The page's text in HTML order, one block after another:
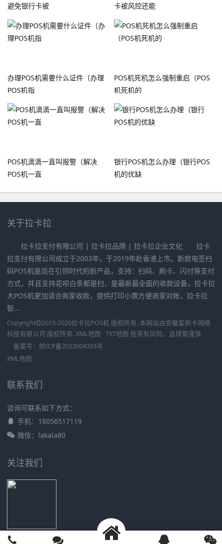
避免银行卡被
卡被风控还能
办理POS机需要什么证件（办理
POS机指
POS机死机怎么强制重启（POS
机死机的
POS机滴滴一直叫报警（解决
POS机一直
银行POS机怎么办理（银行POS
机的优缺
关于拉卡拉
拉卡拉支付有限公司 | 拉卡拉品牌 | 拉卡拉企业文化 拉卡
拉支付有限公司成立于2003年，于2019年赴香港上市。新款电签扫
码POS机是现在引领时代的新产品，支持：扫码、刷卡、闪付等支付
方式，并且支持花呗白条都是扫，是最新最全面的收款设备，拉卡拉
大POS机更加适合商家收款，提供打印小票方便商家对账，拉卡拉
智...
Copyright 2015-2020拉卡拉POS机 版权所有. 本网站由安徽爱刷卡网络
科技有限公司 版权所有. XML地图 TXT地图 投资有风险，选择需谨慎
备案号： 皖ICP备2022004303号
XML地图
联系我们
咨询可联系如下方式：
手机：18056517119
微信：lakala80
关注我们